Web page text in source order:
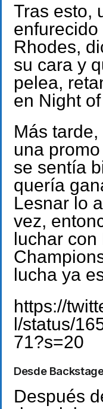
Tras esto,
Rhodes,
su cara y
pelea,
en Night
Más
una
se sentía
quería
Lesnar lo
vez,
luchar con
lucha ya
https://
l/status/
71?s=20
Desde
Después